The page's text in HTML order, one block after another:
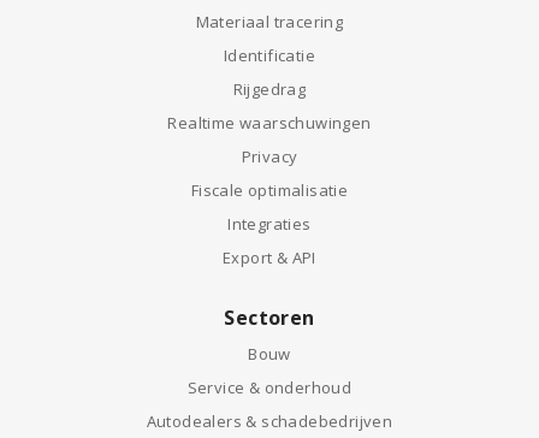
Materiaal tracering
Identificatie
Rijgedrag
Realtime waarschuwingen
Privacy
Fiscale optimalisatie
Integraties
Export & API
Sectoren
Bouw
Service & onderhoud
Autodealers & schadebedrijven